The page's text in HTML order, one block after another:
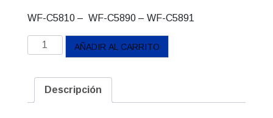
WF-C5810 – WF-C5890 – WF-C5891
Bolsa
Epson
11A3
AÑADIR AL CARRITO
Descripción